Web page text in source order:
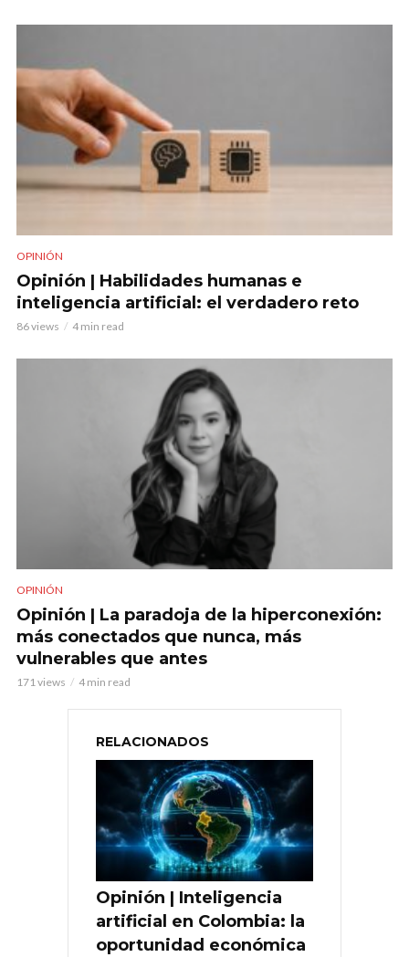
OPINIÓN
Opinión | Habilidades humanas e
inteligencia artificial: el verdadero reto
86 views 4 min read
OPINIÓN
Opinión | La paradoja de la hiperconexión:
más conectados que nunca, más
vulnerables que antes
171 views 4 min read
RELACIONADOS
Opinión | Inteligencia
artificial en Colombia: la
oportunidad económica